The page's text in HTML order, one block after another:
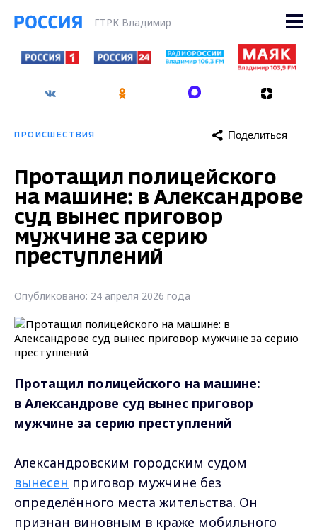
ГТРК Владимир
ПРОИСШЕСТВИЯ Поделиться
Протащил полицейского
на машине: в Александрове
суд вынес приговор
мужчине за серию
преступлений
Опубликовано: 24 апреля 2026 года
Протащил полицейского на машине:
в Александрове суд вынес приговор
мужчине за серию преступлений
Александровским городским судом
вынесен приговор мужчине без
определённого места жительства. Он
признан виновным в краже мобильного